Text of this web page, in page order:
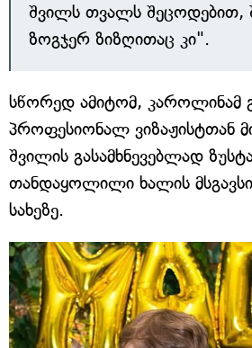
შვილს თვალს შეცოდებით,
ზოგჯერ ზიზღითაც კი".
სწორედ ამიტომ, კაროლინამ
პროფესიონალ ვიზაჟისტთან
შვილის გასამხნევებლად
თანდაყოლილი ხალის მსგავსი
სახეზე.